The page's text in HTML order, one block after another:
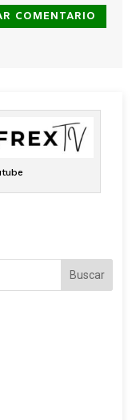
COMENTARIO